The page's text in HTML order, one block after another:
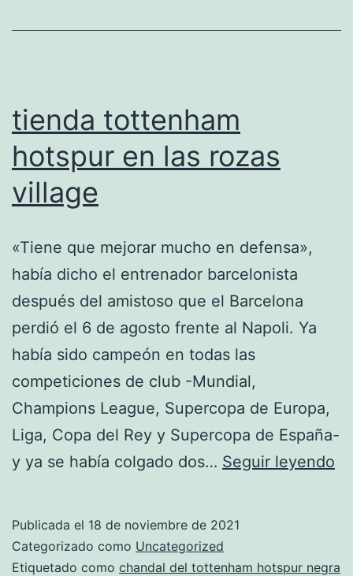
tienda tottenham
hotspur en las rozas
village
«Tiene que mejorar mucho en defensa»,
había dicho el entrenador barcelonista
después del amistoso que el Barcelona
perdió el 6 de agosto frente al Napoli. Ya
había sido campeón en todas las
competiciones de club -Mundial,
Champions League, Supercopa de Europa,
Liga, Copa del Rey y Supercopa de España-
y ya se había colgado dos… Seguir leyendo
Publicada el 18 de noviembre de 2021
Categorizado como Uncategorized
Etiquetado como chandal del tottenham hotspur negra